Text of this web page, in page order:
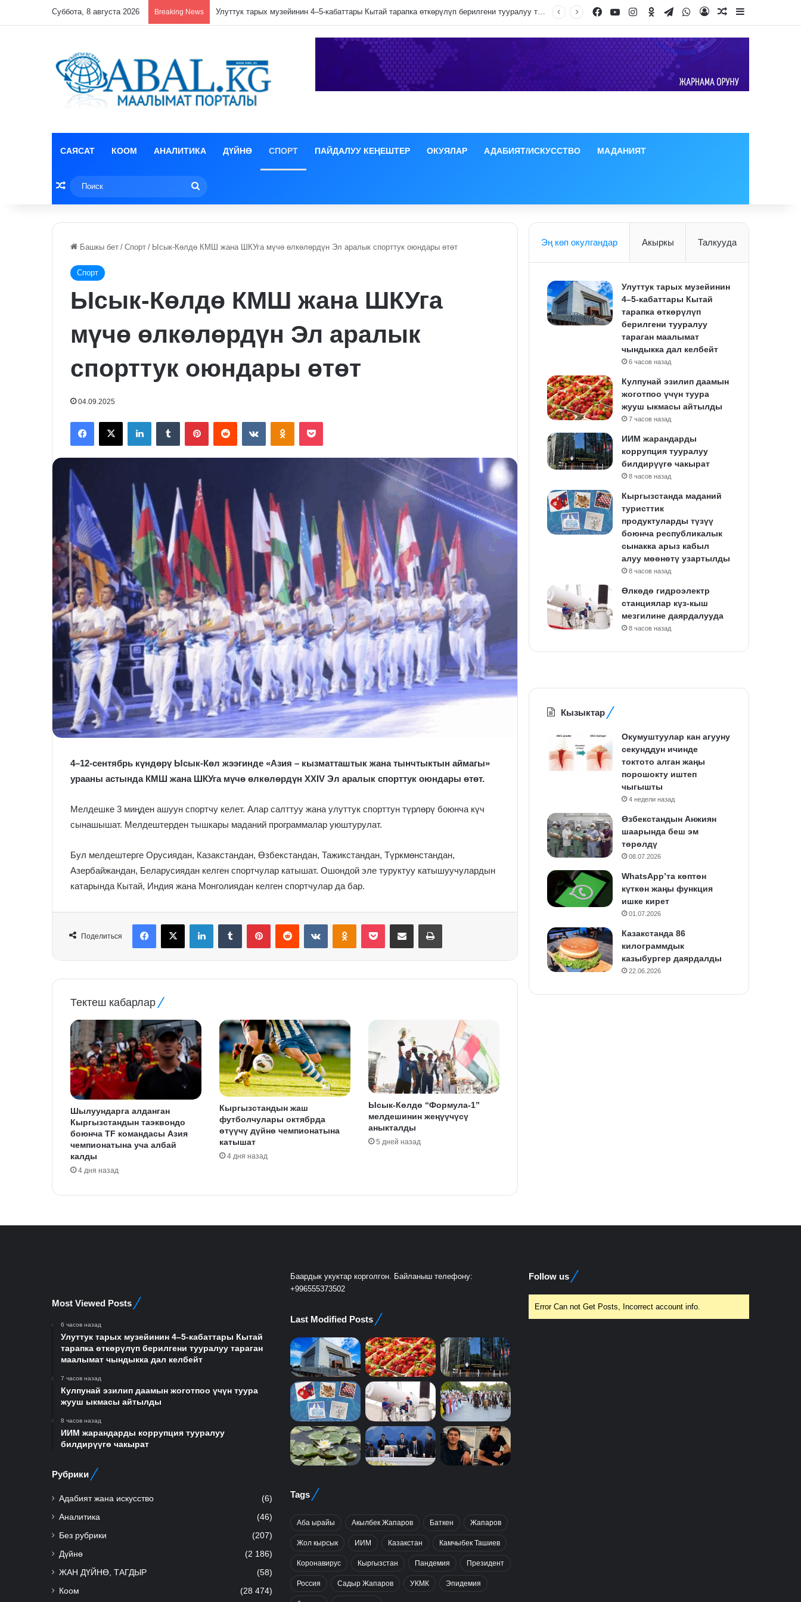
Суббота, 8 августа 2026 Breaking News Улуттук тарых музейинин 4–5-кабаттары Кытай тарапка өткөрүлүп берилгени тууралуу тараган маалымат чындыкка дал келбейт Facebook
YouTubeInstagram
Odnoklassniki
TelegramWhatsApp
Log InRandom Article
Sidebar
САЯСАТ КООМ АНАЛИТИКА ДҮЙНӨ СПОРТ ПАЙДАЛУУ КЕҢЕШТЕР ОКУЯЛАР АДАБИЯТ/ИСКУССТВО МАДАНИЯТ
Random Article
Башкы бет / Спорт / Ысык-Көлдө КМШ жана ШКУга мүчө өлкөлөрдүн Эл аралык спорттук оюндары өтөт
Спорт
Ысык-Көлдө КМШ жана ШКУга
мүчө өлкөлөрдүн Эл аралык
спорттук оюндары өтөт
04.09.2025
FacebookX LinkedInTumblr PinterestReddit VKontakteOdnoklassniki
Pocket
4–12-сентябрь күндөрү Ысык-Көл жээгинде «Азия – кызматташтык жана тынчтыктын аймагы»
урааны астында КМШ жана ШКУга мүчө өлкөлөрдүн XXIV Эл аралык спорттук оюндары өтөт.
Мелдешке 3 миңден ашуун спортчу келет. Алар салттуу жана улуттук спорттун түрлөрү боюнча күч
сынашышат. Мелдештерден тышкары маданий программалар уюштурулат.
Бул мелдештерге Орусиядан, Казакстандан, Өзбекстандан, Тажикстандан, Түркмөнстандан,
Азербайжандан, Беларусиядан келген спортчулар катышат. Ошондой эле туруктуу катышуучулардын
катарында Кытай, Индия жана Монголиядан келген спортчулар да бар.
Поделиться
FacebookX LinkedInTumblr PinterestReddit VKontakteOdnoklassniki
Pocket Share via Email Print
Тектеш кабарлар
Шылуундарга алданган
Кыргызстандын таэквондо
боюнча TF командасы Азия
чемпионатына уча албай
калды
4 дня назад
Кыргызстандын жаш
футболчулары октябрда
өтүүчү дүйнө чемпионатына
катышат
4 дня назад
Ысык-Көлдө “Формула-1”
мелдешинин жеңүүчүсү
аныкталды
5 дней назад
Эң көп окулгандар Акыркы Талкууда
Улуттук тарых музейинин
4–5-кабаттары Кытай
тарапка өткөрүлүп
берилгени тууралуу
тараган маалымат
чындыкка дал келбейт
6 часов назад
Кулпунай эзилип даамын
жоготпоо үчүн туура
жууш ыкмасы айтылды
7 часов назад
ИИМ жарандарды
коррупция тууралуу
билдирүүгө чакырат
8 часов назад
Кыргызстанда маданий
туристтик
продуктуларды түзүү
боюнча республикалык
сынакка арыз кабыл
алуу мөөнөтү узартылды
8 часов назад
Өлкөдө гидроэлектр
станциялар күз-кыш
мезгилине даярдалууда
8 часов назад
Кызыктар
Окумуштуулар кан агууну
секунддун ичинде
токтото алган жаңы
порошокту иштеп
чыгышты
4 недели назад
Өзбекстандын Анжиян
шаарында беш эм
төрөлдү
08.07.2026
WhatsApp’та көптөн
күткөн жаңы функция
ишке кирет
01.07.2026
Казакстанда 86
килограммдык
казыбургер даярдалды
22.06.2026
Most Viewed Posts
6 часов назад
Улуттук тарых музейинин 4–5-кабаттары Кытай
тарапка өткөрүлүп берилгени тууралуу тараган
маалымат чындыкка дал келбейт
7 часов назад
Кулпунай эзилип даамын жоготпоо үчүн туура
жууш ыкмасы айтылды
8 часов назад
ИИМ жарандарды коррупция тууралуу
билдирүүгө чакырат
Рубрики
Адабият жана искусство (6)
Аналитика (46)
Без рубрики (207)
Дүйнө (2 186)
ЖАН ДҮЙНӨ, ТАГДЫР (58)
Коом (28 474)
Баардык укуктар корголгон. Байланыш телефону:
+996555373502
Last Modified Posts
Tags
Аба ырайы Акылбек Жапаров Баткен Жапаров
Жол кырсык ИИМ Казакстан Камчыбек Ташиев
Коронавирус Кыргызстан Пандемия Президент
Россия Садыр Жапаров УКМК Эпидемия
Follow us
Error Can not Get Posts, Incorrect account info.